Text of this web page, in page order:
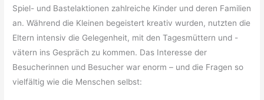
Spiel- und Bastelaktionen zahlreiche Kinder und deren Familien
an. Während die Kleinen begeistert kreativ wurden, nutzten die
Eltern intensiv die Gelegenheit, mit den Tagesmüttern und -
vätern ins Gespräch zu kommen. Das Interesse der
Besucherinnen und Besucher war enorm – und die Fragen so
vielfältig wie die Menschen selbst: